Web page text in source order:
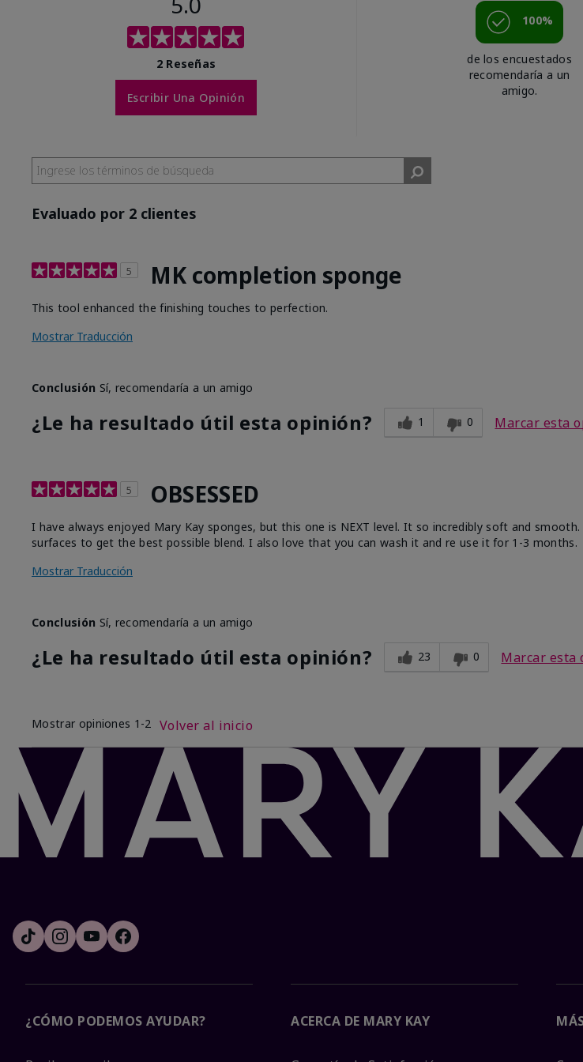
2 Reseñas
Escribir Una Opinión
100%
de los encuestados
recomendaría a un
amigo.
Evaluado por 2 clientes
5 MK completion sponge
This tool enhanced the finishing touches to perfection.
Mostrar Traducción
Conclusión Sí, recomendaría a un amigo
¿Le ha resultado útil esta opinión? 1 0 Marcar esta
5 OBSESSED
I have always enjoyed Mary Kay sponges, but this one is NEXT level. It so incredibly soft and
surfaces to get the best possible blend. I also love that you can wash it and re use it for 1-3 months.
Mostrar Traducción
Conclusión Sí, recomendaría a un amigo
¿Le ha resultado útil esta opinión? 23 0 Marcar esta
Mostrar opiniones 1-2 Volver al inicio
¿CÓMO PODEMOS AYUDAR? ACERCA DE MARY KAY